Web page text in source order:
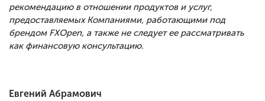
рекомендацию в отношении продуктов и услуг,
предоставляемых Компаниями, работающими под
брендом FXOpen, а также не следует ее рассматривать
как финансовую консультацию.
Евгений Абрамович